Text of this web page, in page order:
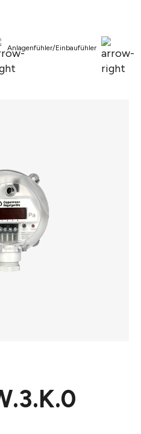
Anlagenfühler/Einbaufühler